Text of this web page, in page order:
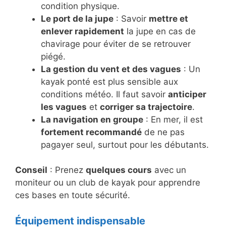
condition physique.
Le port de la jupe : Savoir mettre et
enlever rapidement la jupe en cas de
chavirage pour éviter de se retrouver
piégé.
La gestion du vent et des vagues : Un
kayak ponté est plus sensible aux
conditions météo. Il faut savoir anticiper
les vagues et corriger sa trajectoire.
La navigation en groupe : En mer, il est
fortement recommandé de ne pas
pagayer seul, surtout pour les débutants.
Conseil : Prenez quelques cours avec un
moniteur ou un club de kayak pour apprendre
ces bases en toute sécurité.
Équipement indispensable